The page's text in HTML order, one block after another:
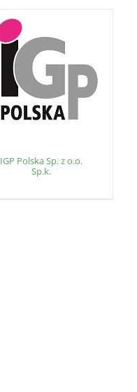
IGP Polska Sp. z o.o.
Sp.k.